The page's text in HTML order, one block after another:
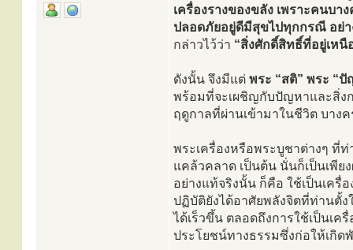
เครื่องรางของขลัง เพราะคนบ
ปลอดภัยอยู่ดีมีสุขไปทุกกรณี อย่า
กล่าวไว้ว่า “สิ่งศักดิ์สิทธิ์ที่อยู่เห
ดังนั้น จึงมีแต่ พระ “สติ” พระ “
พร้อมที่จะเผชิญกับปัญหาและสิ่งก
ฤดูกาลที่ผ่านเข้ามาในชีวิต บาง
พระเครื่องหรือพระบูชาต่างๆ ที่
แคล้วคลาด เป็นต้น นั่นก็เป็นเพีย
อย่างแท้จริงนั้น ก็คือ ใช้เป็นเค
ปฏิบัติยังได้อาศัยพลังจิตที่ท่านตั้ง
ได้เร็วขึ้น ตลอดถึงการใช้เป็นเ
ประโยชน์ทางธรรมซึ่งก่อให้เกิด